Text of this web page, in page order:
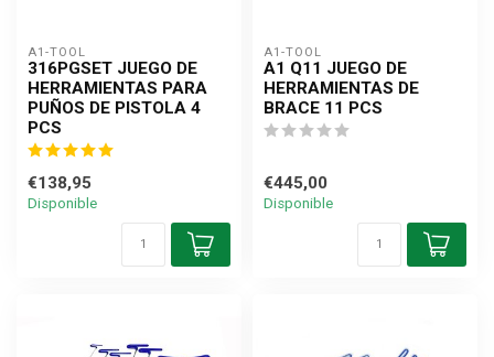
A1-TOOL
316PGSET JUEGO DE
HERRAMIENTAS PARA
PUÑOS DE PISTOLA 4
PCS
€138,95
Disponible
A1-TOOL
A1 Q11 JUEGO DE
HERRAMIENTAS DE
BRACE 11 PCS
€445,00
Disponible